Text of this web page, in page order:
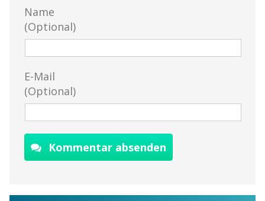
Name
(Optional)
E-Mail
(Optional)
Kommentar absenden